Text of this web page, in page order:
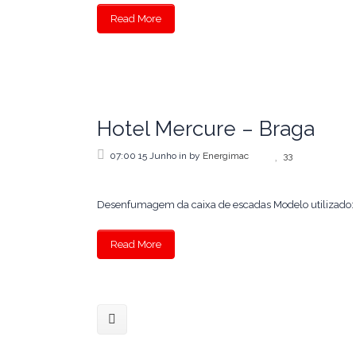
Read More
Hotel Mercure – Braga
07:00 15 Junho in by Energimac 33
Desenfumagem da caixa de escadas Modelo utilizado:
Read More
Desenfumagem, Ventilação Natural e